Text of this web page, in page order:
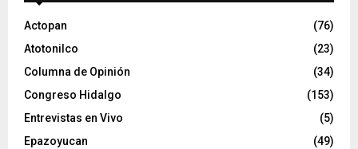
e
o
Actopan
(76)
Atotonilco
(23)
Columna de Opinión
(34)
Congreso Hidalgo
(153)
Entrevistas en Vivo
(5)
Epazoyucan
(49)